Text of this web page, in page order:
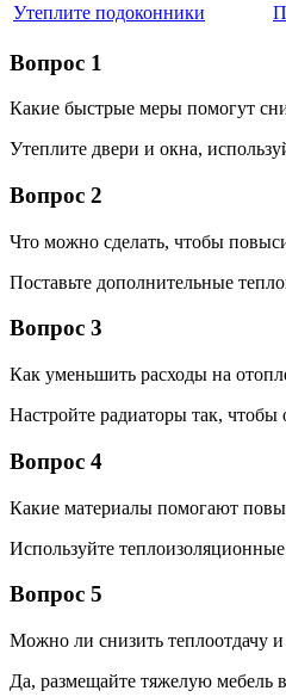
Утеплите подоконники
Вопрос 1
Какие быстрые меры помогут
Утеплите двери и окна,
Вопрос 2
Что можно сделать, чтобы
Поставьте дополнительные
Вопрос 3
Как уменьшить расходы на
Настройте радиаторы так,
Вопрос 4
Какие материалы помогают
Используйте
Вопрос 5
Можно ли снизить теплоотдачу
Да, размещайте тяжелую мебель